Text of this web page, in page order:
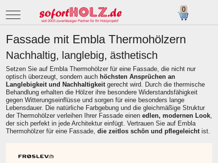
Mobile Menu Toggle
Fassade mit Embla Thermohölzern
Nachhaltig, langlebig, ästhetisch
Setzen Sie auf Embla Thermohölzer für eine Fassade, die nicht nur
optisch überzeugt, sondern auch höchsten Ansprüchen an
Langlebigkeit und Nachhaltigkeitgerecht wird. Durch die thermische
Behandlung erhalten die Hölzer ihre besondere Widerstandsfähigkeit
gegen Witterungseinflüsse und sorgen für eine besonders lange
Lebensdauer. Die natürliche Farbgebung und die gleichmäßige Struktur
der Thermohölzer verleihen Ihrer Fassade einen edlen, modernen Look,
der sich perfekt in jede Architektur einfügt. Vertrauen Sie auf Embla
Thermohölzer für eine Fassade, die zeitlos schön und pflegeleichtist.